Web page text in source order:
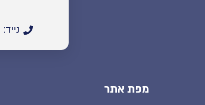
נייד: 055-5669534
מפת אתר